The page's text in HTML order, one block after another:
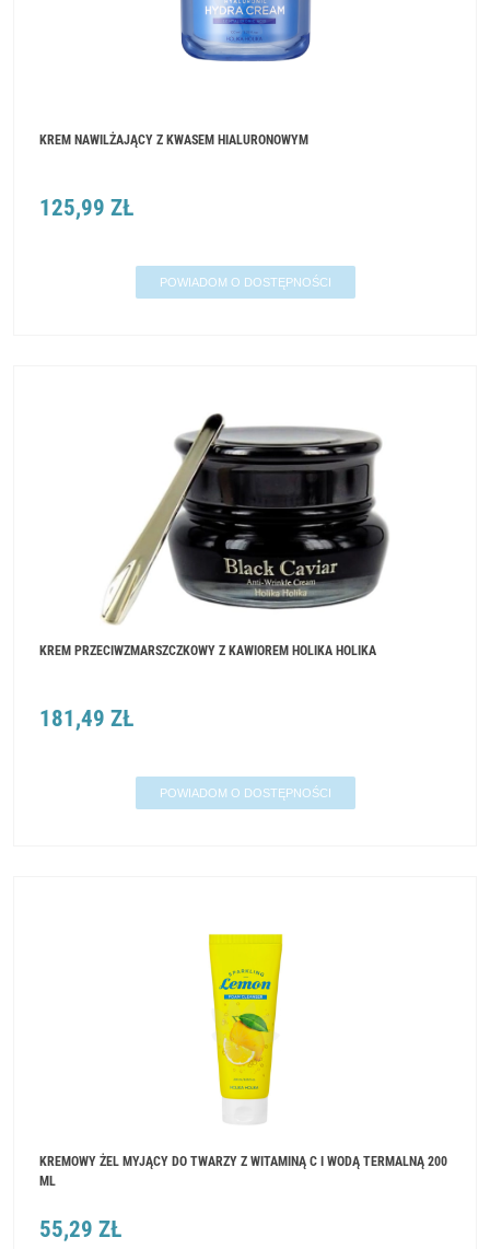
KREM NAWILŻAJĄCY Z KWASEM HIALURONOWYM
125,99 ZŁ
POWIADOM O DOSTĘPNOŚCI
KREM PRZECIWZMARSZCZKOWY Z KAWIOREM HOLIKA HOLIKA
181,49 ZŁ
POWIADOM O DOSTĘPNOŚCI
KREMOWY ŻEL MYJĄCY DO TWARZY Z WITAMINĄ C I WODĄ TERMALNĄ 200
ML
55,29 ZŁ